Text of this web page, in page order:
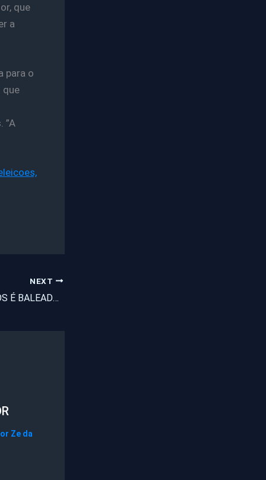
que
a
para o
que
”A
NEXT
MENINA DE 11 ANOS É BALEADA DENTRO DE ESCOLA PÚBLICA NA CAPITAL
Ze da